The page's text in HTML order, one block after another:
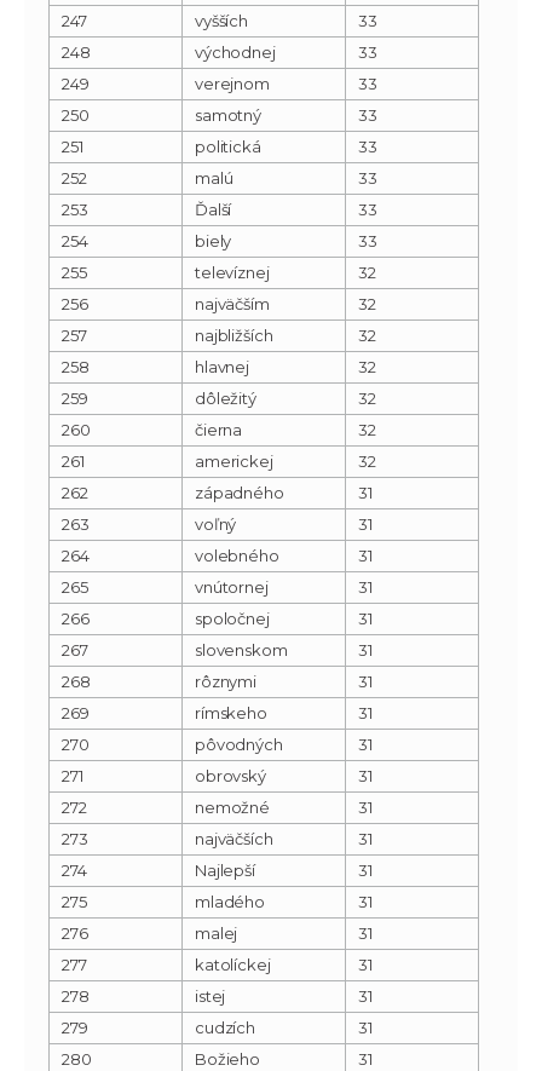
247
vyšších
33
248
východnej
33
249
verejnom
33
250
samotný
33
251
politická
33
252
malú
33
253
Ďalší
33
254
biely
33
255
televíznej
32
256
najväčším
32
257
najbližších
32
258
hlavnej
32
259
dôležitý
32
260
čierna
32
261
americkej
32
262
západného
31
263
voľný
31
264
volebného
31
265
vnútornej
31
266
spoločnej
31
267
slovenskom
31
268
rôznymi
31
269
rímskeho
31
270
pôvodných
31
271
obrovský
31
272
nemožné
31
273
najväčších
31
274
Najlepší
31
275
mladého
31
276
malej
31
277
katolíckej
31
278
istej
31
279
cudzích
31
280
Božieho
31